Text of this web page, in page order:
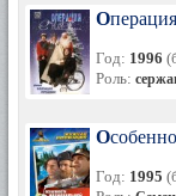
Год: 1996
Роль:
Год: 1995